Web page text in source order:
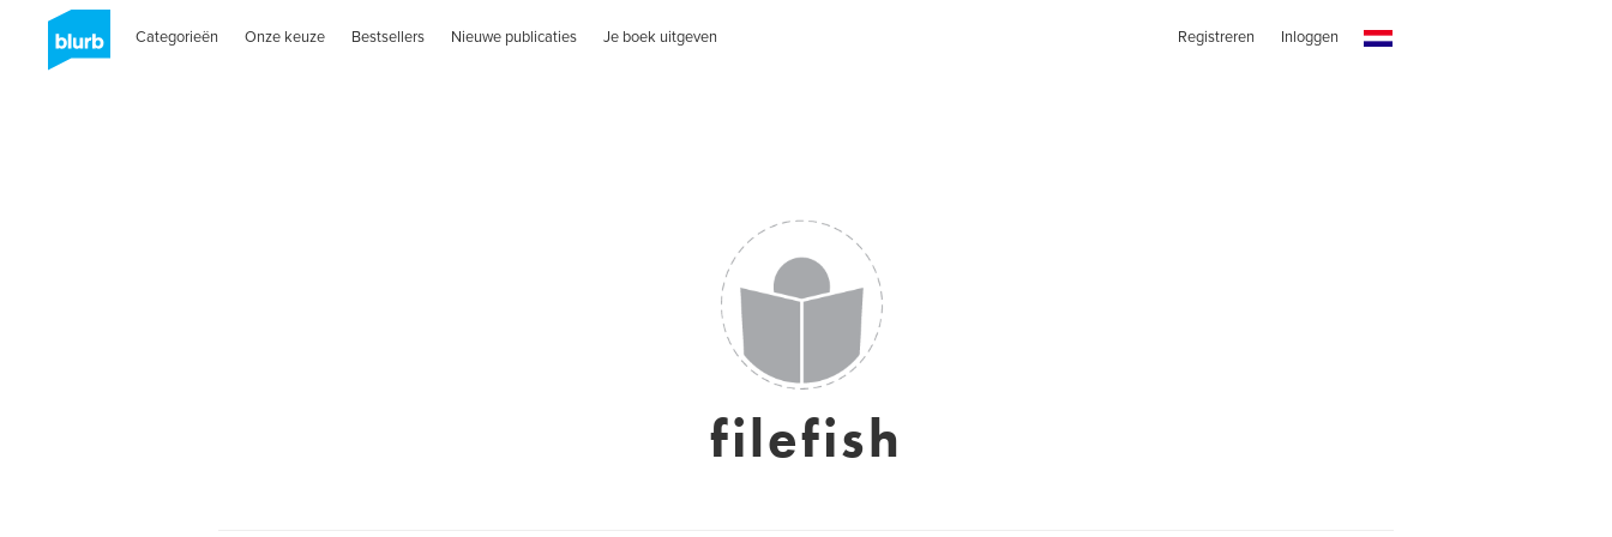
Categorieën Onze keuze Bestsellers Nieuwe publicaties Je boek uitgeven Registreren Inloggen
filefish